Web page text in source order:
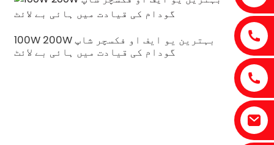
100W 200W بہترین یو ایف او فکسچر شاپ
گودام کی قیادت میں ہائی بے لائٹ